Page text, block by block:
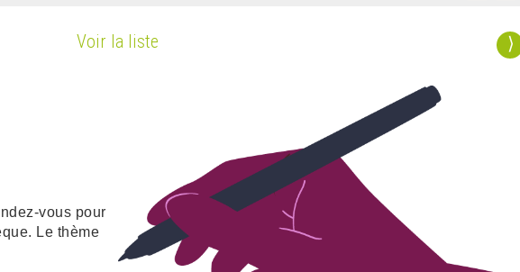
Voir la liste ⟩
vous pour
Le thème